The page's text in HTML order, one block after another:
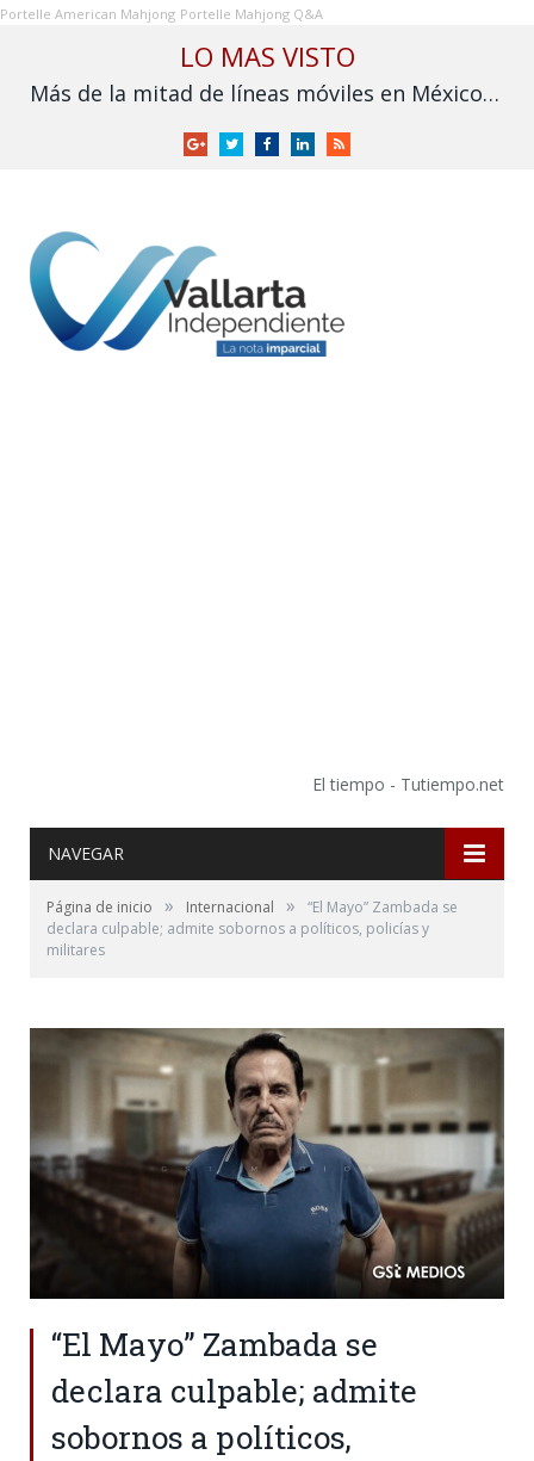
Portelle American Mahjong Portelle Mahjong Q&A
LO MAS VISTO
Más de la mitad de líneas móviles en México aún no se vinculan a la CURP
GoogleTwitterFacebookLinkedInRSS
El tiempo - Tutiempo.net
NAVEGAR
Página de inicio » Internacional »
“El Mayo” Zambada se
declara culpable; admite sobornos a políticos, policías y
militares
“El Mayo” Zambada se
declara culpable; admite
sobornos a políticos,